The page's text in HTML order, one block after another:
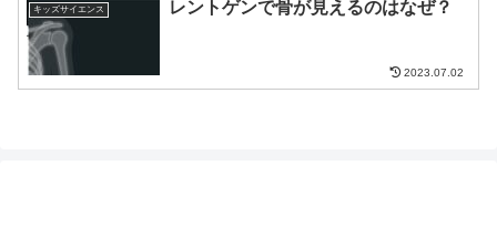
キッズサイエンス レントゲンで骨が見えるのはなぜ？
2023.07.02